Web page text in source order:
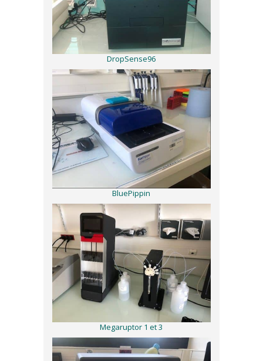
DropSense96
BluePippin
Megaruptor 1 et 3